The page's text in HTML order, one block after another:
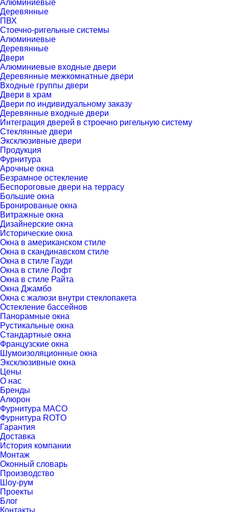
Алюминиевые
Деревянные
ПВХ
Стоечно-ригельные системы
Алюминиевые
Деревянные
Двери
Алюминиевые входные двери
Деревянные межкомнатные двери
Входные группы двери
Двери в храм
Двери по индивидуальному заказу
Деревянные входные двери
Интеграция дверей в строечно ригельную систему
Стеклянные двери
Эксклюзивные двери
Продукция
Фурнитура
Арочные окна
Безрамное остекление
Беспороговые двери на террасу
Большие окна
Бронированые окна
Витражные окна
Дизайнерские окна
Исторические окна
Окна в американском стиле
Окна в скандинавском стиле
Окна в стиле Гауди
Окна в стиле Лофт
Окна в стиле Райта
Окна Джамбо
Окна с жалюзи внутри стеклопакета
Остекление бассейнов
Панорамные окна
Рустикальные окна
Стандартные окна
Французские окна
Шумоизоляционные окна
Эксклюзивные окна
Цены
О нас
Бренды
Алюрон
Фурнитура MACO
Фурнитура ROTO
Гарантия
Доставка
История компании
Монтаж
Оконный словарь
Производство
Шоу-рум
Проекты
Блог
Контакты